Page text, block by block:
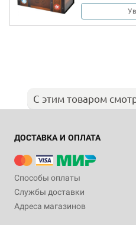
С этим товаром
ДОСТАВКА И ОПЛАТА
Способы оплаты
Службы доставки
Адреса магазинов